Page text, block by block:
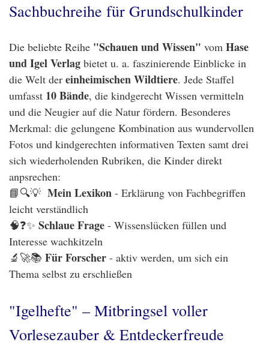
Sachbuchreihe für Grundschulkinder
Die beliebte Reihe "Schauen und Wissen" vom Hase
und Igel Verlag bietet u. a. faszinierende Einblicke in
die Welt der einheimischen Wildtiere. Jede Staffel
umfasst 10 Bände, die kindgerecht Wissen vermitteln
und die Neugier auf die Natur fördern. Besonderes
Merkmal: die gelungene Kombination aus wundervollen
Fotos und kindgerechten informativen Texten samt drei
sich wiederholenden Rubriken, die Kinder direkt
anpsrechen:
📘🔍💡 Mein Lexikon - Erklärung von Fachbegriffen
leicht verständlich
🧠❓✨ Schlaue Frage - Wissenslücken füllen und
Interesse wachkitzeln
🔬🚀📚 Für Forscher - aktiv werden, um sich ein
Thema selbst zu erschließen
"Igelhefte" – Mitbringsel voller
Vorlesezauber & Entdeckerfreude